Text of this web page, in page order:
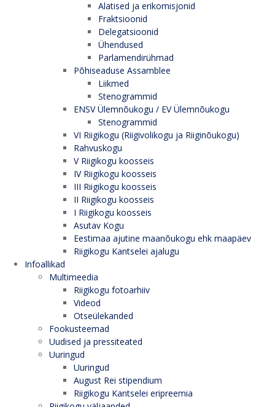
Alatised ja erikomisjonid
Fraktsioonid
Delegatsioonid
Ühendused
Parlamendirühmad
Põhiseaduse Assamblee
Liikmed
Stenogrammid
ENSV Ülemnõukogu / EV Ülemnõukogu
Stenogrammid
VI Riigikogu (Riigivolikogu ja Riiginõukogu)
Rahvuskogu
V Riigikogu koosseis
IV Riigikogu koosseis
III Riigikogu koosseis
II Riigikogu koosseis
I Riigikogu koosseis
Asutav Kogu
Eestimaa ajutine maanõukogu ehk maapäev
Riigikogu Kantselei ajalugu
Infoallikad
Multimeedia
Riigikogu fotoarhiiv
Videod
Otseülekanded
Fookusteemad
Uudised ja pressiteated
Uuringud
Uuringud
August Rei stipendium
Riigikogu Kantselei eripreemia